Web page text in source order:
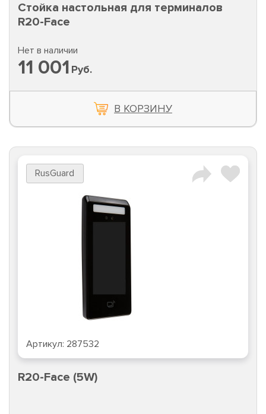
Стойка настольная для терминалов
R20-Face
Нет в наличии
11 001 Руб.
В КОРЗИНУ
RusGuard
Артикул: 287532
R20-Face (5W)